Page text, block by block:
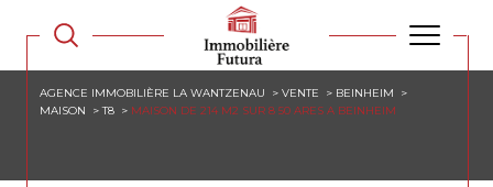
AGENCE IMMOBILIÈRE LA WANTZENAU VENTE
BEINHEIM
MAISON
T8 MAISON DE 214 M2 SUR 8 50 ARES A BEINHEIM